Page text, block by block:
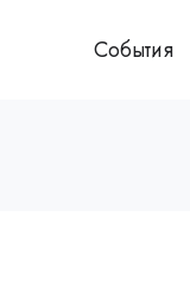
События